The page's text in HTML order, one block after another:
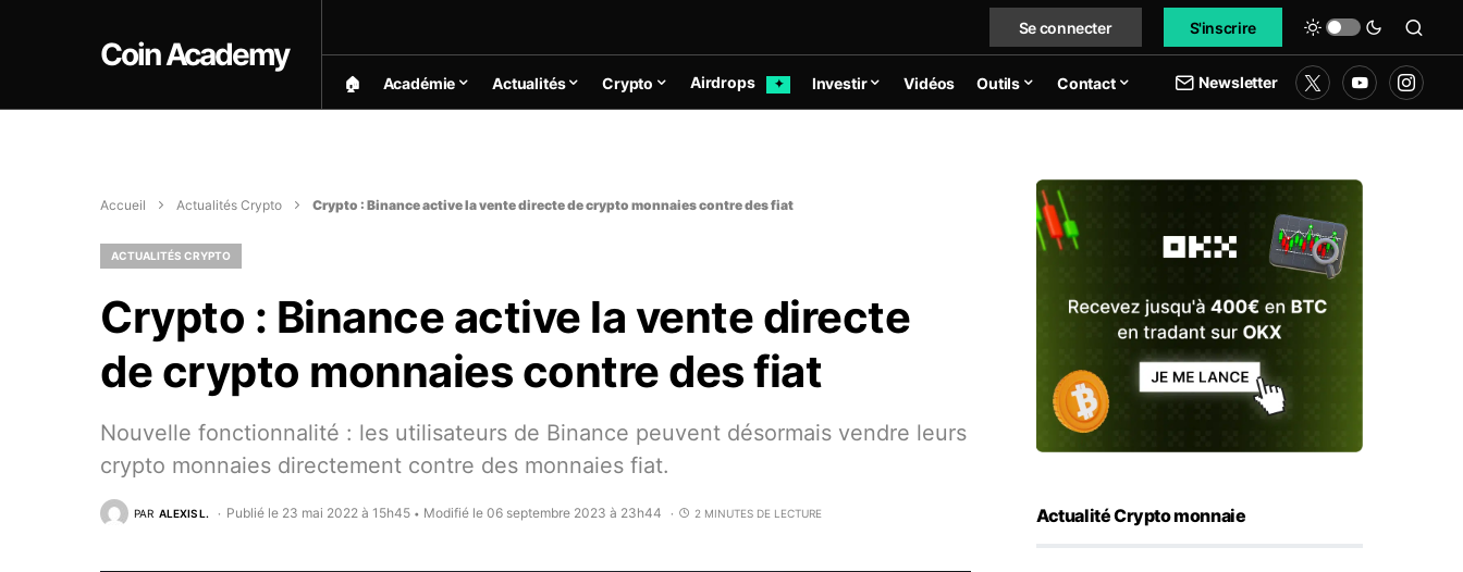
Coin Academy
Se connecter S'inscrire
🏠︎ Académie Actualités Crypto Airdrops ✦ Investir Vidéos Outils Contact Newsletter
Accueil Actualités Crypto Crypto : Binance active la vente directe de crypto monnaies contre des fiat
ACTUALITÉS CRYPTO
Crypto : Binance active la vente directe
de crypto monnaies contre des fiat
Nouvelle fonctionnalité : les utilisateurs de Binance peuvent désormais vendre leurs
crypto monnaies directement contre des monnaies fiat.
PAR ALEXIS L. Publié le 23 mai 2022 à 15h45 • Modifié le 06 septembre 2023 à 23h44 2 MINUTES DE LECTURE Actualité Crypto monnaie